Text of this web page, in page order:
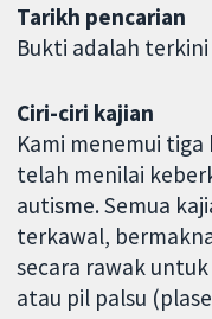
Tarikh pencarian
Bukti adalah terkini
Ciri-ciri kajian
Kami menemui
telah menilai
autisme. Semua
terkawal,
secara rawak
atau pil palsu